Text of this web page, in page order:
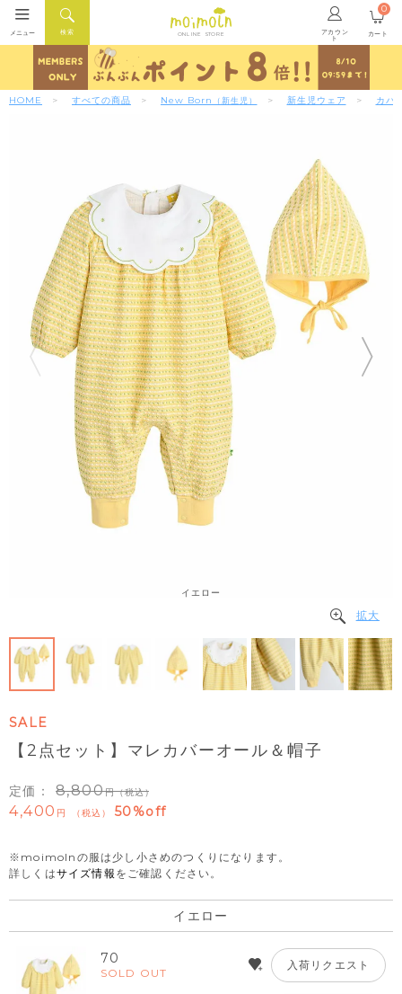
ONLINE STORE アカウン
ト
検索
メニュー カート
0
HOME すべての商品 New Born （新生児） 新生児ウェア カバ
イエロー
拡大
SALE
【2点セット】マレカバーオール＆帽子
定価： 8,800 （税込）
4,400 税込 50%off
※moimolnの服は少し小さめのつくりになります。
詳しくはサイズ情報 をご確認ください。
イエロー
70
SOLD OUT
入荷リクエスト